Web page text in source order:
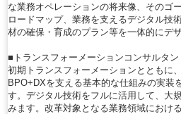
な業務オペレーションの将来像、そのゴ
ロードマップ、業務を支えるデジタル技
材の確保・育成のプラン等を一体的にデ
■トランスフォーメーションコンサルタン
初期トランスフォーメーションとともに
BPO+DXを支える基本的な仕組みの実装
す。デジタル技術をフルに活用して、大
みます。改革対象となる業務領域におけ